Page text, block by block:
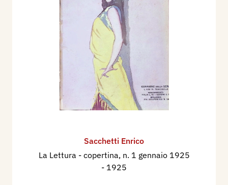
Sacchetti Enrico
La Lettura - copertina, n. 1 gennaio 1925
- 1925